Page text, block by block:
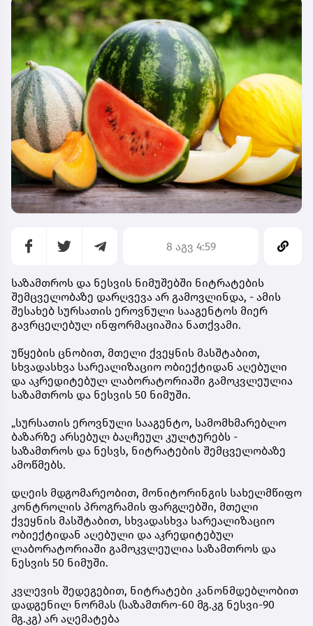
8 აგვ 4:59
საზამთროს და ნესვის ნიმუშებში ნიტრატების
შემცველობაზე დარღვევა არ გამოვლინდა, - ამის
შესახებ სურსათის ეროვნული სააგენტოს მიერ
გავრცელებულ ინფორმაციაშია ნათქვამი.
უწყების ცნობით, მთელი ქვეყნის მასშტაბით,
სხვადასხვა სარეალიზაციო ობიექტიდან აღებული
და აკრედიტებულ ლაბორატორიაში გამოკვლეულია
საზამთროს და ნესვის 50 ნიმუში.
„სურსათის ეროვნული სააგენტო, სამომხმარებლო
ბაზარზე არსებულ ბაღჩეულ კულტურებს -
საზამთროს და ნესვს, ნიტრატების შემცველობაზე
ამოწმებს.
დღეის მდგომარეობით, მონიტორინგის სახელმწიფო
კონტროლის პროგრამის ფარგლებში, მთელი
ქვეყნის მასშტაბით, სხვადასხვა სარეალიზაციო
ობიექტიდან აღებული და აკრედიტებულ
ლაბორატორიაში გამოკვლეულია საზამთროს და
ნესვის 50 ნიმუში.
კვლევის შედეგებით, ნიტრატები კანონმდებლობით
დადგენილ ნორმას (საზამთრო-60 მგ.კგ ნესვი-90
მგ.კგ) არ აღემატება